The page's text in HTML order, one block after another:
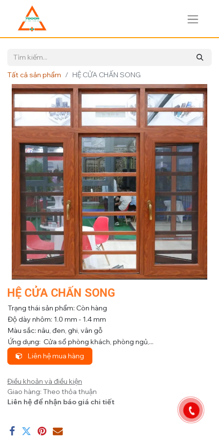
Tất cả sản phẩm HỆ CỬA CHẤN SONG
HỆ CỬA CHẤN SONG
Trạng thái sản phẩm: Còn hàng
Độ dày nhôm: 1.0 mm - 1.4 mm
Màu sắc: nâu, đen, ghi, vân gỗ
Ứng dụng: Cửa sổ phòng khách, phòng ngủ,...
Liên hệ mua hàng
Điều khoản và điều kiện
Giao hàng: Theo thỏa thuận
Liên hệ để nhận báo giá chi tiết